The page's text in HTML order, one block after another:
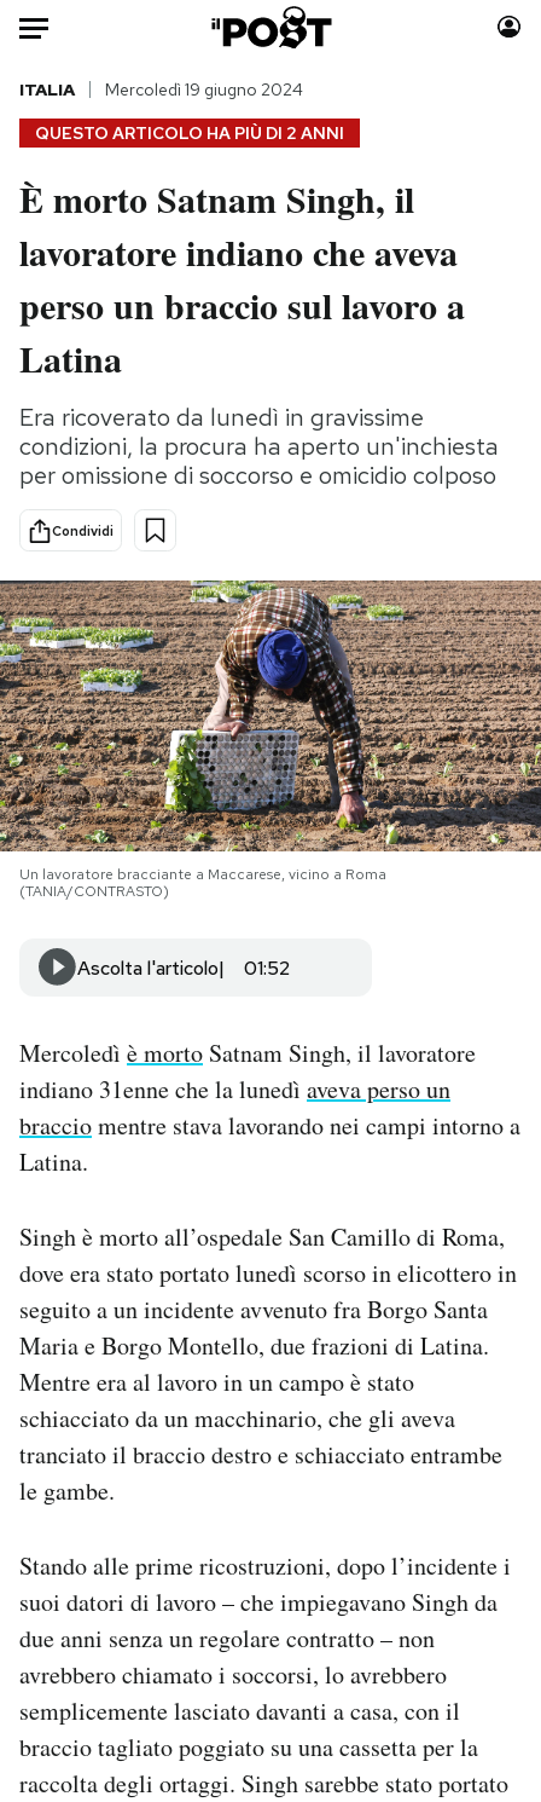
Auto
HOME
Italia
Politica
Tecnologia
Scienza
Cultura
Economia
Sport
Moda
Consumismi
Storie/Idee
Europa
Altrecose
Mondiali calcio 2026
PODCAST
NEWSLETTER
I MIEI PREFERITI
SHOP
AREA PERSONALE
Newsletter
Notifiche mobile
Regala il Post
Hai bisogno di aiuto?
QUESTO ARTICOLO HA PIÙ DI 2 ANNI
ITALIA Mercoledì 19 giugno 2024
È morto Satnam Singh, il
lavoratore indiano che aveva
perso un braccio sul lavoro a
Latina
Era ricoverato da lunedì in gravissime
condizioni, la procura ha aperto un'inchiesta
per omissione di soccorso e omicidio colposo
Condividi
Un lavoratore bracciante a Maccarese, vicino a Roma
(TANIA/CONTRASTO)
Ascolta l'articolo 01:52
Mercoledì è morto Satnam Singh, il lavoratore
indiano 31enne che la lunedì aveva perso un
bracciomentre stava lavorando nei campi intorno a
Latina.
Singh è morto all’ospedale San Camillo di Roma,
dove era stato portato lunedì scorso in elicottero in
seguito a un incidente avvenuto fra Borgo Santa
Maria e Borgo Montello, due frazioni di Latina.
Mentre era al lavoro in un campo è stato
schiacciato da un macchinario, che gli aveva
tranciato il braccio destro e schiacciato entrambe
le gambe.
Stando alle prime ricostruzioni, dopo l’incidente i
suoi datori di lavoro – che impiegavano Singh da
due anni senza un regolare contratto – non
avrebbero chiamato i soccorsi, lo avrebbero
semplicemente lasciato davanti a casa, con il
braccio tagliato poggiato su una cassetta per la
raccolta degli ortaggi. Singh sarebbe stato portato